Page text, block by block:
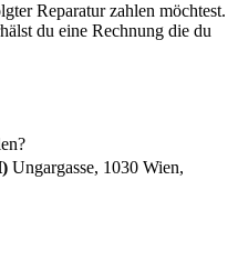
Reparatur zahlen möchtest.
du eine Rechnung die du
Ungargasse, 1030 Wien,